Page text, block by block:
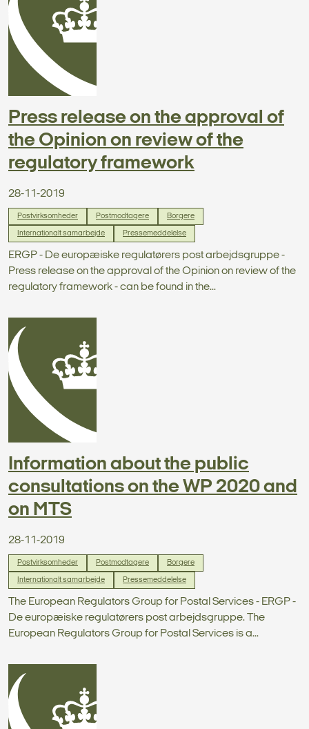
Press release on the approval of
the Opinion on review of the
regulatory framework
28-11-2019
Postvirksomheder Postmodtagere Borgere
Internationalt samarbejde Pressemeddelelse
ERGP - De europæiske regulatørers post arbejdsgruppe -
Press release on the approval of the Opinion on review of the
regulatory framework - can be found in the...
Information about the public
consultations on the WP 2020 and
on MTS
28-11-2019
Postvirksomheder Postmodtagere Borgere
Internationalt samarbejde Pressemeddelelse
The European Regulators Group for Postal Services - ERGP -
De europæiske regulatørers post arbejdsgruppe. The
European Regulators Group for Postal Services is a...